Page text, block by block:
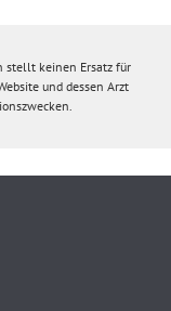
stellt keinen Ersatz für
und dessen Arzt